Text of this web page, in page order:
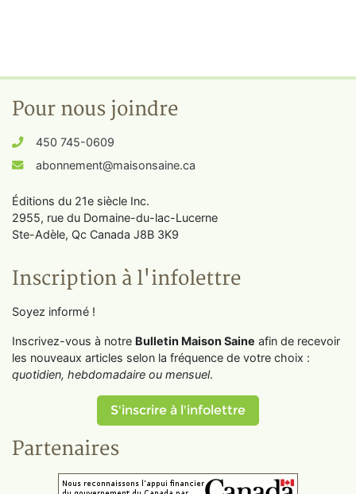
Pour nous joindre
450 745-0609
abonnement@maisonsaine.ca
Éditions du 21e siècle Inc.
2955, rue du Domaine-du-lac-Lucerne
Ste-Adèle, Qc Canada J8B 3K9
Inscription à l'infolettre
Soyez informé !
Inscrivez-vous à notre Bulletin Maison Saine afin de recevoir
les nouveaux articles selon la fréquence de votre choix :
quotidien, hebdomadaire ou mensuel.
S'inscrire à l'infolettre
Partenaires